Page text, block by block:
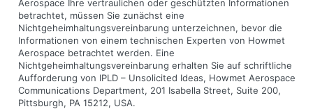
Aerospace Ihre vertraulichen oder geschützten Informationen
betrachtet, müssen Sie zunächst eine
Nichtgeheimhaltungsvereinbarung unterzeichnen, bevor die
Informationen von einem technischen Experten von Howmet
Aerospace betrachtet werden. Eine
Nichtgeheimhaltungsvereinbarung erhalten Sie auf schriftliche
Aufforderung von IPLD – Unsolicited Ideas, Howmet Aerospace
Communications Department, 201 Isabella Street, Suite 200,
Pittsburgh, PA 15212, USA.